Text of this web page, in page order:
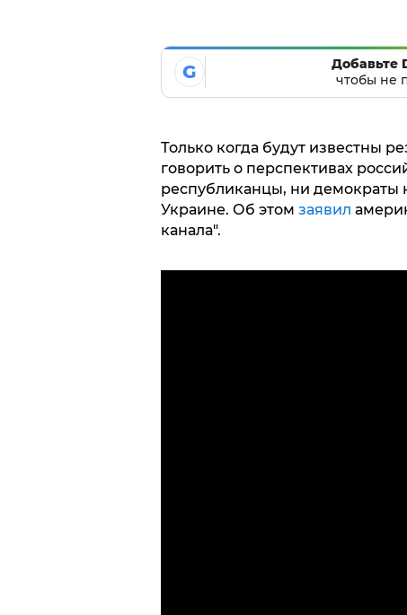
G
Добавьте
чтобы не
Только когда будут известны
говорить о перспективах
республиканцы, ни демократы
Украине. Об этом заявил
канала".